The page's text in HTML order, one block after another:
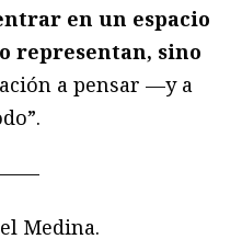
en un espacio
representan, sino
a pensar —y a
Medina.